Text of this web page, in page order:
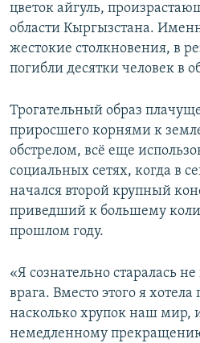
цветок айгуль,
области Кыргызстана.
жестокие столкновения, в
погибли десятки человек в
Трогательный образ
приросшего корнями к
обстрелом, всё еще
социальных сетях, когда в
начался второй крупный
приведший к большему
прошлом году.
«Я сознательно старалась
врага. Вместо этого я хотела
насколько хрупок наш мир,
немедленному